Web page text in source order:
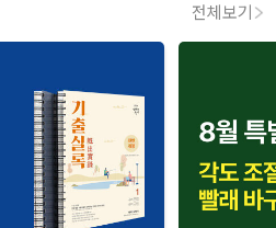
전체보기